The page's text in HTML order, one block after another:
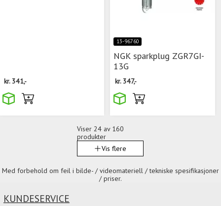
kr. 341,-
13-96760
NGK sparkplug ZGR7GI-
13G
kr. 347,-
Viser24 av 160
produkter
Vis flere
Med forbehold om feil i bilde- / videomateriell / tekniske spesifikasjoner
/ priser.
KUNDESERVICE